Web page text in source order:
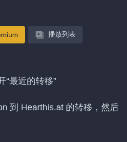
播放列表
“最近的转移”
到 Hearthis.at 的转移，然后